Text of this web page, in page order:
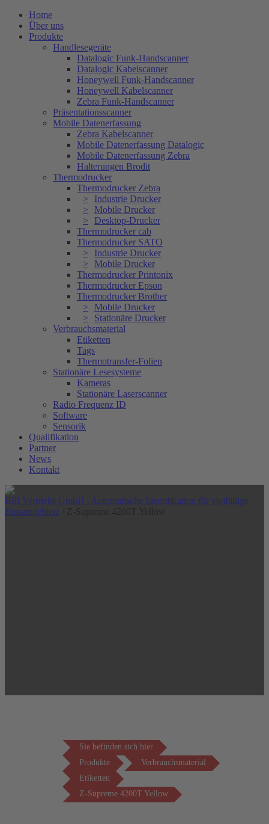
Home
Über uns
Produkte
Handlesegeräte
Datalogic Funk-Handscanner
Datalogic Kabelscanner
Honeywell Funk-Handscanner
Honeywell Kabelscanner
Zebra Funk-Handscanner
Präsentationsscanner
Mobile Datenerfassung
Zebra Kabelscanner
Mobile Datenerfassung Datalogic
Mobile Datenerfassung Zebra
Halterungen Brodit
Thermodrucker
Thermodrucker Zebra
Industrie Drucker
Mobile Drucker
Desktop-Drucker
Thermodrucker cab
Thermodrucker SATO
Industrie Drucker
Mobile Drucker
Thermodrucker Printonix
Thermodrucker Epson
Thermodrucker Brother
Mobile Drucker
Stationäre Drucker
Verbrauchsmaterial
Etiketten
Tags
Thermotransfer-Folien
Stationäre Lesesysteme
Kameras
Stationäre Laserscanner
Radio Frequenz ID
Software
Sensorik
Qualifikation
Partner
News
Kontakt
BSI Vertriebs GmbH | Automatische Identifikation für vielfältige
Einsatzgebiete
Sie befinden sich hier
Produkte
Verbrauchsmaterial
Etiketten
Z-Supreme 4200T Yellow